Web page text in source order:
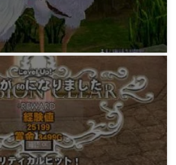
マビノギ日記
片手間でやってた生産系が上が
ってると嬉しくね？